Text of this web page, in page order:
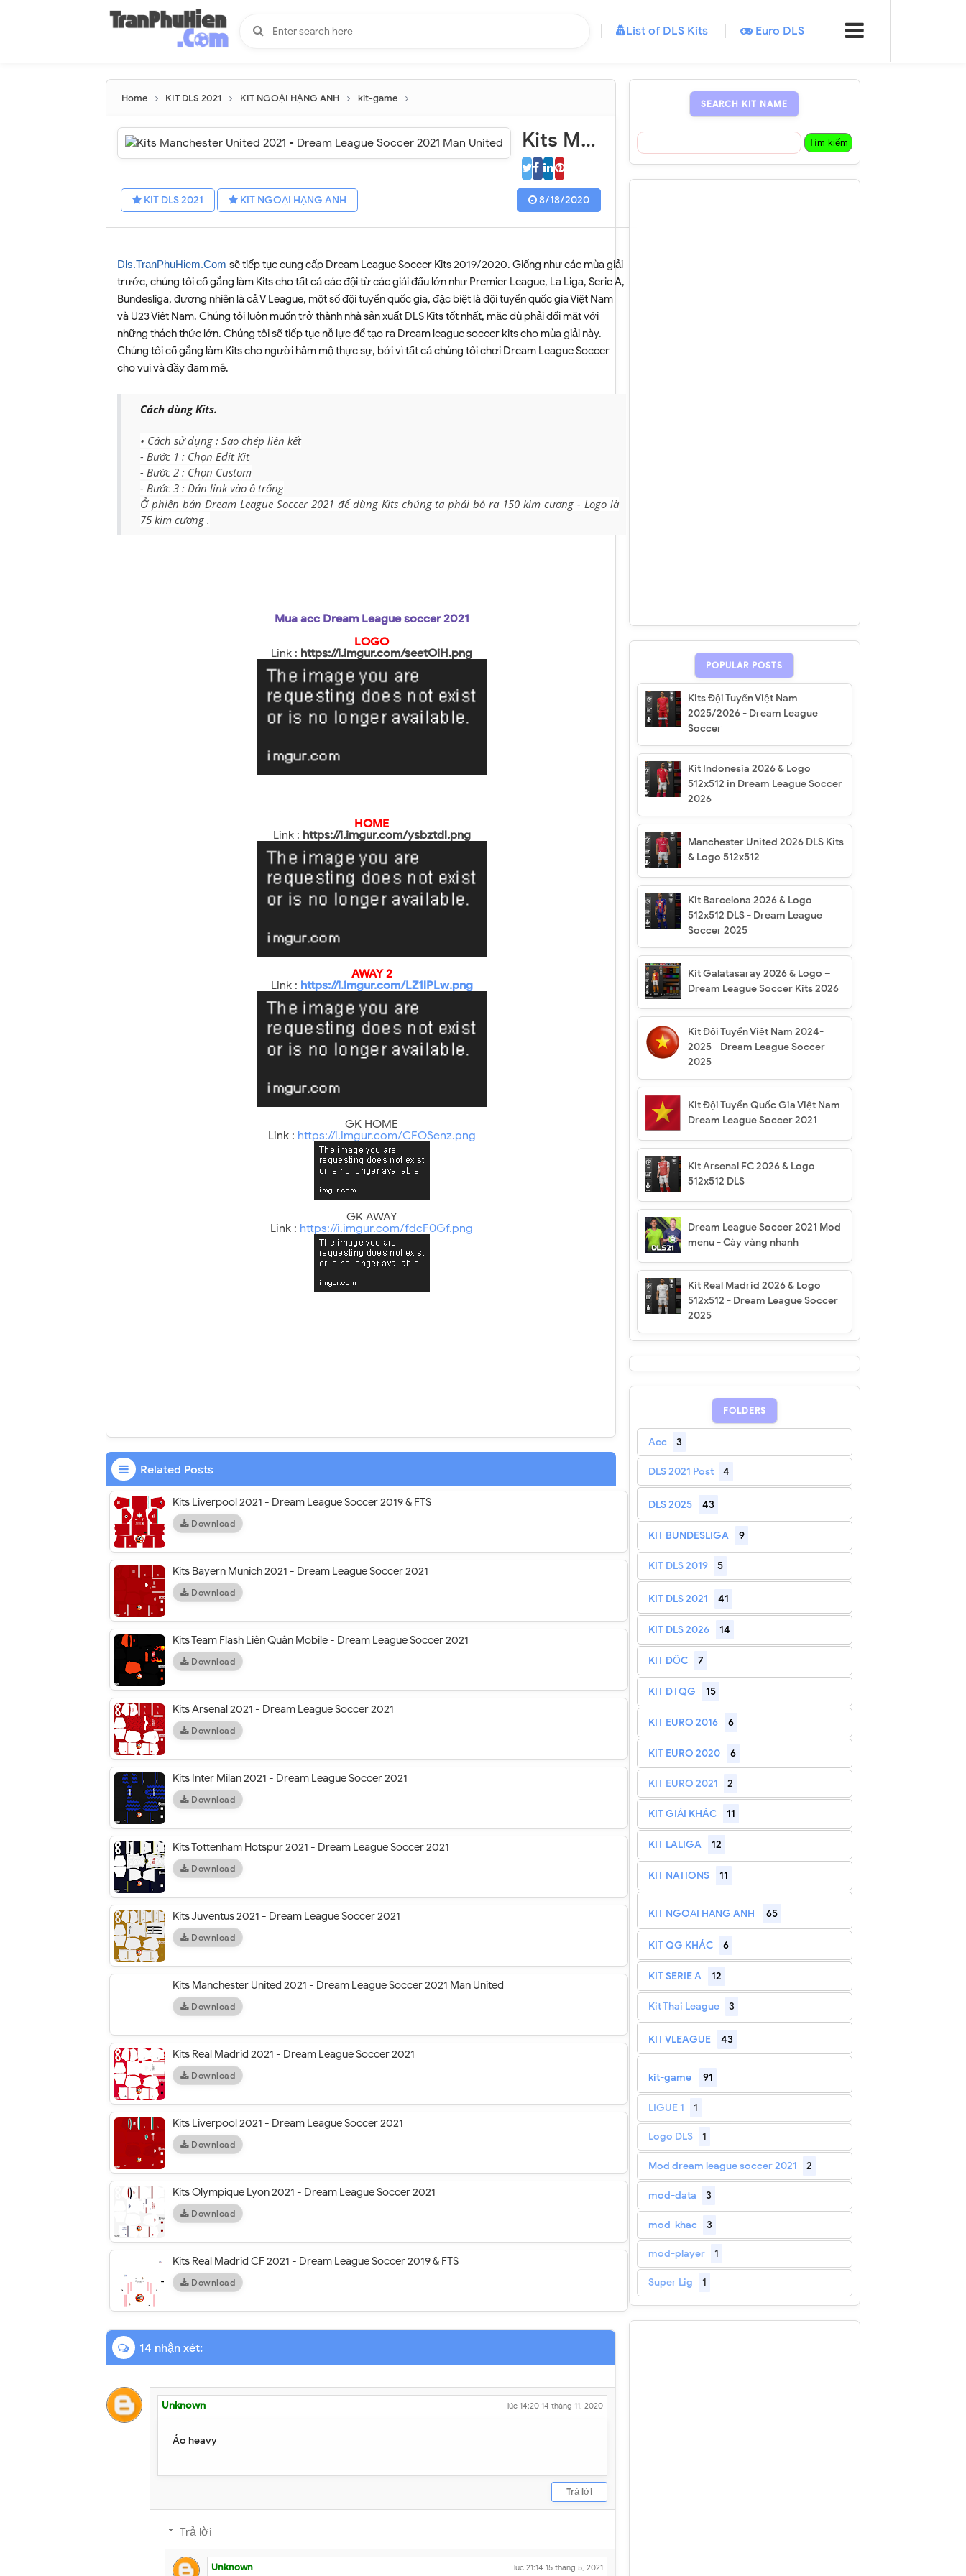
List of DLS Kits Euro DLS
Home KIT DLS 2021 KIT NGOẠI HẠNG ANH kit-game
Kits Manchester United 2021 - Dream League Soccer 2021 Man United
KIT DLS 2021 KIT NGOẠI HẠNG ANH 8/18/2020
Dls.TranPhuHiem.Com sẽ tiếp tục cung cấp Dream League Soccer Kits 2019/2020. Giống như các mùa giải
trước, chúng tôi cố gắng làm Kitscho tất cả các đội từ các giải đấu lớn như Premier League, La Liga, Serie A,
Bundesliga, đương nhiên là cả V League, một số đội tuyển quốc gia, đặc biệt là đội tuyển quốc gia Việt Nam
và U23 Việt Nam. Chúng tôi luôn muốn trở thành nhà sản xuất DLS Kits tốt nhất, mặc dù phải đối mặt với
những thách thức lớn. Chúng tôi sẽ tiếp tục nỗ lực để tạo ra Dream league soccer kits cho mùa giải này.
Chúng tôi cố gắng làm Kits cho người hâm mộ thực sự, bởi vì tất cả chúng tôi chơi Dream League Soccer
cho vui và đầy đam mê.
Cách dùng Kits.
• Cách sử dụng : Sao chép liên kết
- Bước 1 : Chọn Edit Kit
- Bước 2 : Chọn Custom
- Bước 3 : Dán link vào ô trống
Ở phiên bản Dream League Soccer 2021 để dùng Kits chúng ta phải bỏ ra 150 kim cương - Logo là
75 kim cương .
Mua acc Dream League soccer 2021
LOGO
Link : https://i.imgur.com/seetOiH.png
HOME
Link : https://i.imgur.com/ysbztdl.png
AWAY 2
Link : https://i.imgur.com/LZ1lPLw.png
GK HOME
Link : https://i.imgur.com/CFOSenz.png
GK AWAY
Link : https://i.imgur.com/fdcF0Gf.png
Related Posts
Kits Liverpool 2021 - Dream League Soccer 2019 & FTS
Download
Kits Bayern Munich 2021 - Dream League Soccer 2021
Download
Kits Team Flash Liên Quân Mobile - Dream League Soccer 2021
Download
Kits Arsenal 2021 - Dream League Soccer 2021
Download
Kits Inter Milan 2021 - Dream League Soccer 2021
Download
Kits Tottenham Hotspur 2021 - Dream League Soccer 2021
Download
Kits Juventus 2021 - Dream League Soccer 2021
Download
Kits Manchester United 2021 - Dream League Soccer 2021 Man United
Download
Kits Real Madrid 2021 - Dream League Soccer 2021
Download
Kits Liverpool 2021 - Dream League Soccer 2021
Download
Kits Olympique Lyon 2021 - Dream League Soccer 2021
Download
Kits Real Madrid CF 2021 - Dream League Soccer 2019 & FTS
Download
14 nhận xét:
Unknown lúc 14:20 14 tháng 11, 2020
Áo heavy
Trả lời
Trả lời
Unknown lúc 21:14 15 tháng 5, 2021
SEARCH KIT NAME
POPULAR POSTS
Kits Đội Tuyển Việt Nam
2025/2026 - Dream League
Soccer
Kit Indonesia 2026 & Logo
512x512 in Dream League Soccer
2026
Manchester United 2026 DLS Kits
& Logo 512x512
Kit Barcelona 2026 & Logo
512x512 DLS - Dream League
Soccer 2025
Kit Galatasaray 2026 & Logo –
Dream League Soccer Kits 2026
Kit Đội Tuyển Việt Nam 2024-
2025 - Dream League Soccer
2025
Kit Đội Tuyển Quốc Gia Việt Nam
Dream League Soccer 2021
Kit Arsenal FC 2026 & Logo
512x512 DLS
Dream League Soccer 2021 Mod
menu - Cày vàng nhanh
Kit Real Madrid 2026 & Logo
512x512 - Dream League Soccer
2025
FOLDERS
Acc 3
DLS 2021 Post 4
DLS 2025 43
KIT BUNDESLIGA 9
KIT DLS 2019 5
KIT DLS 2021 41
KIT DLS 2026 14
KIT ĐỘC 7
KIT ĐTQG 15
KIT EURO 2016 6
KIT EURO 2020 6
KIT EURO 2021 2
KIT GIẢI KHÁC 11
KIT LALIGA 12
KIT NATIONS 11
KIT NGOẠI HẠNG ANH 65
KIT QG KHÁC 6
KIT SERIE A 12
Kit Thai League 3
KIT VLEAGUE 43
kit-game 91
LIGUE 1 1
Logo DLS 1
Mod dream league soccer 2021 2
mod-data 3
mod-khac 3
mod-player 1
Super Lig 1